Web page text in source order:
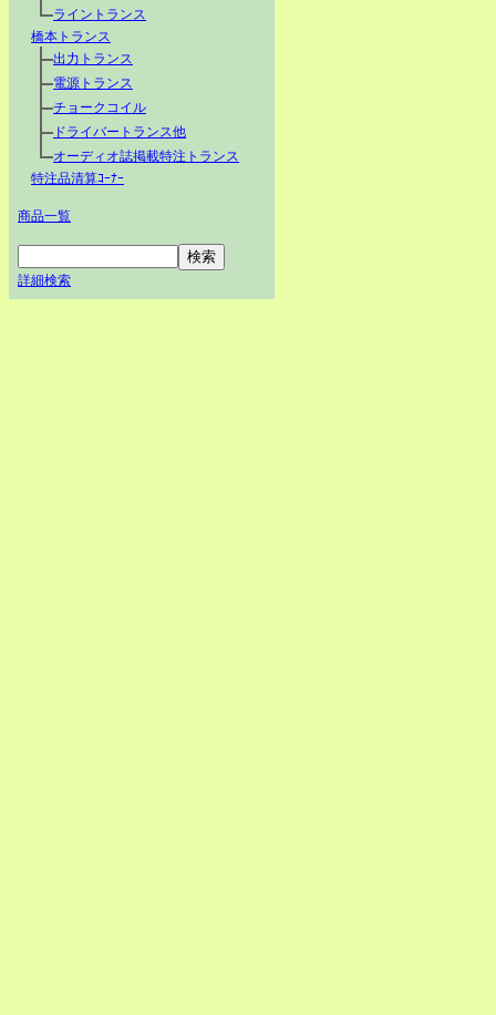
ライントランス
橋本トランス
出力トランス
電源トランス
チョークコイル
ドライバートランス他
オーディオ誌掲載特注トランス
特注品清算ｺｰﾅｰ
商品一覧
詳細検索